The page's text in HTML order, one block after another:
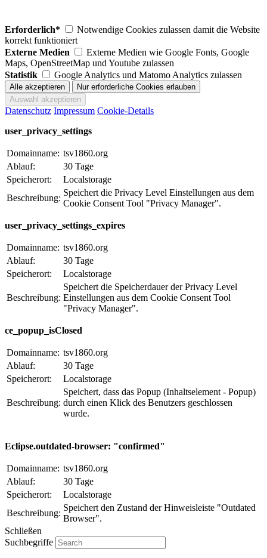
Erforderlich*
Notwendige Cookies zulassen damit die Website
korrekt funktioniert
Externe Medien
Externe Medien wie Google Fonts, Google
Maps, OpenStreetMap und Youtube zulassen
Statistik
Google Analytics und Matomo Analytics zulassen
Datenschutz Impressum Cookie-Details
user_privacy_settings
Domainname: tsv1860.org
Ablauf:
30 Tage
Speicherort:
Localstorage
Beschreibung:
Speichert die Privacy Level Einstellungen aus dem
Cookie Consent Tool "Privacy Manager".
user_privacy_settings_expires
Domainname: tsv1860.org
Ablauf:
30 Tage
Speicherort:
Localstorage
Beschreibung:
Speichert die Speicherdauer der Privacy Level
Einstellungen aus dem Cookie Consent Tool
"Privacy Manager".
ce_popup_isClosed
Domainname: tsv1860.org
Ablauf:
30 Tage
Speicherort:
Localstorage
Beschreibung:
Speichert, dass das Popup (Inhaltselement - Popup)
durch einen Klick des Benutzers geschlossen
wurde.
Eclipse.outdated-browser: "confirmed"
Domainname: tsv1860.org
Ablauf:
30 Tage
Speicherort:
Localstorage
Beschreibung:
Speichert den Zustand der Hinweisleiste "Outdated
Browser".
Schließen
Suchbegriffe